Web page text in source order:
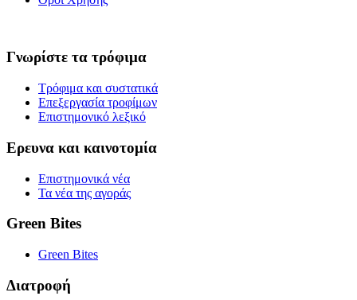
Γνωρίστε τα τρόφιμα
Τρόφιμα και συστατικά
Επεξεργασία τροφίμων
Επιστημονικό λεξικό
Ερευνα και καινοτομία
Επιστημονικά νέα
Τα νέα της αγοράς
Green Bites
Green Bites
Διατροφή